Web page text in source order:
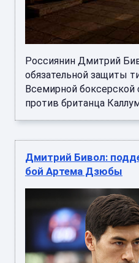
Россиянин Дмитрий
обязательной защиты
Всемирной боксерской
против британца
Дмитрий Бивол:
бой Артема Дзюбы